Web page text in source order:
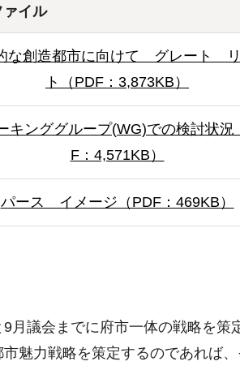
ァイル
な創造都市に向けて グレート
ト（PDF：3,873KB）
キンググループ(WG)での検討状況
F：4,571KB）
パース イメージ（PDF：469KB）
月議会までに府市一体の戦略を
魅力戦略を策定するのであれば